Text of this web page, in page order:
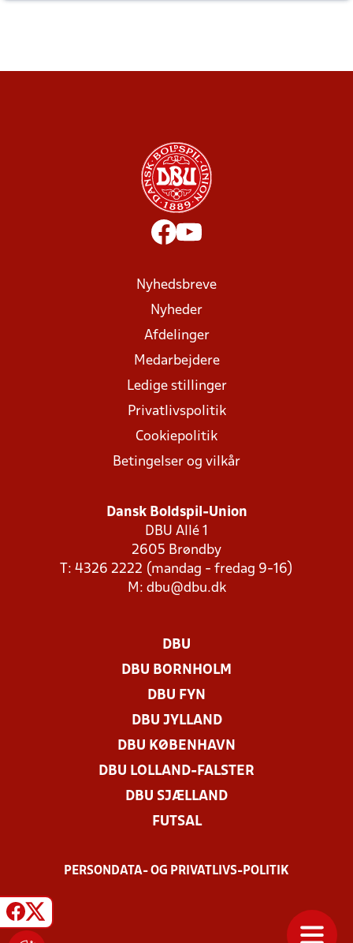
Nyhedsbreve
Nyheder
Afdelinger
Medarbejdere
Ledige stillinger
Privatlivspolitik
Cookiepolitik
Betingelser og vilkår
Dansk Boldspil-Union
DBU Allé 1
2605 Brøndby
T: 4326 2222 (mandag - fredag 9-16)
M: dbu@dbu.dk
DBU
DBU BORNHOLM
DBU FYN
DBU JYLLAND
DBU KØBENHAVN
DBU LOLLAND-FALSTER
DBU SJÆLLAND
FUTSAL
PERSONDATA- OG PRIVATLIVS-POLITIK